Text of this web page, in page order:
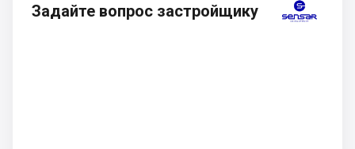
Задайте вопрос застройщику